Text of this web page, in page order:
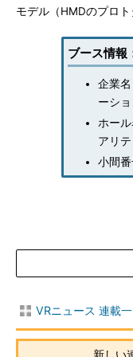
モデル（HMDのプロ
ブース情報
企業
ーシ
ホー
アリ
小間番
VRニュース 連載
新しい